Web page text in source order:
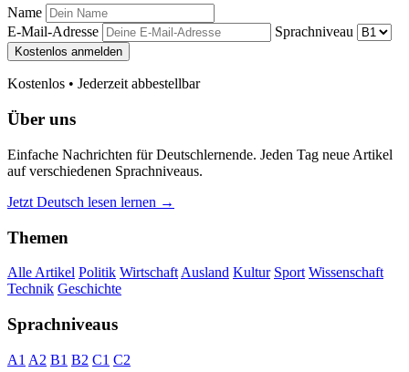
Name
E-Mail-Adresse
Sprachniveau
Kostenlos anmelden
Kostenlos • Jederzeit abbestellbar
Über uns
Einfache Nachrichten für Deutschlernende. Jeden Tag neue Artikel
auf verschiedenen Sprachniveaus.
Jetzt Deutsch lesen lernen →
Themen
Alle Artikel Politik Wirtschaft Ausland Kultur Sport Wissenschaft
Technik Geschichte
Sprachniveaus
A1 A2 B1 B2 C1 C2